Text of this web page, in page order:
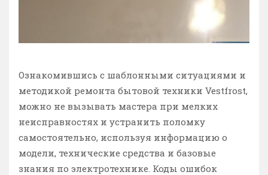
Ознакомившись с шаблонными ситуациями и
методикой ремонта бытовой техники Vestfrost,
можно не вызывать мастера при мелких
неисправностях и устранить поломку
самостоятельно, используя информацию о
модели, технические средства и базовые
знания по электротехнике. Коды ошибок